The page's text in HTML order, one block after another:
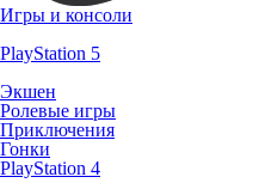
Игры и консоли
PlayStation 5
Экшен
Ролевые игры
Приключения
Гонки
PlayStation 4